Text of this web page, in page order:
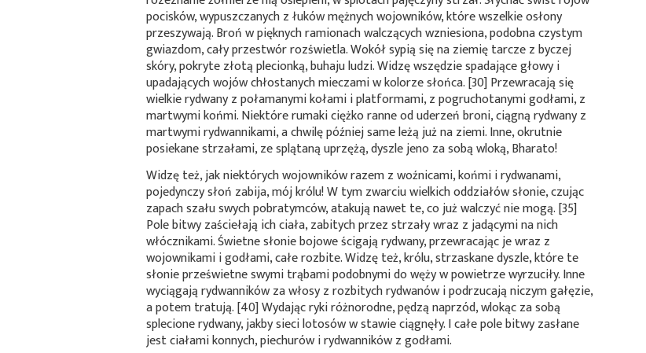
pocisków, wypuszczanych z łuków mężnych wojowników, które wszelkie osłony
przeszywają. Broń w pięknych ramionach walczących wzniesiona, podobna czystym
gwiazdom, cały przestwór rozświetla. Wokół sypią się na ziemię tarcze z byczej
skóry, pokryte złotą plecionką, buhaju ludzi. Widzę wszędzie spadające głowy i
upadających wojów chłostanych mieczami w kolorze słońca. [30] Przewracają się
wielkie rydwany z połamanymi kołami i platformami, z pogruchotanymi godłami, z
martwymi końmi. Niektóre rumaki ciężko ranne od uderzeń broni, ciągną rydwany z
martwymi rydwannikami, a chwilę później same leżą już na ziemi. Inne, okrutnie
posiekane strzałami, ze splątaną uprzężą, dyszle jeno za sobą wloką, Bharato!
Widzę też, jak niektórych wojowników razem z woźnicami, końmi i rydwanami,
pojedynczy słoń zabija, mój królu! W tym zwarciu wielkich oddziałów słonie, czując
zapach szału swych pobratymców, atakują nawet te, co już walczyć nie mogą. [35]
Pole bitwy zaściełają ich ciała, zabitych przez strzały wraz z jadącymi na nich
włócznikami. Świetne słonie bojowe ścigają rydwany, przewracając je wraz z
wojownikami i godłami, całe rozbite. Widzę też, królu, strzaskane dyszle, które te
słonie prześwietne swymi trąbami podobnymi do węży w powietrze wyrzuciły. Inne
wyciągają rydwanników za włosy z rozbitych rydwanów i podrzucają niczym gałęzie,
a potem tratują. [40] Wydając ryki różnorodne, pędzą naprzód, wlokąc za sobą
splecione rydwany, jakby sieci lotosów w stawie ciągnęły. I całe pole bitwy zasłane
jest ciałami konnych, piechurów i rydwanników z godłami.